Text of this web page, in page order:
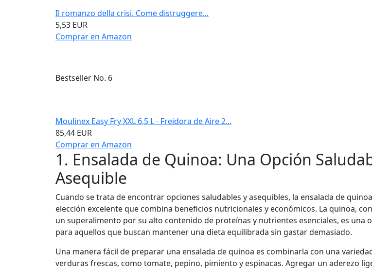
Il romanzo della crisi. Come distruggere...
5,53 EUR
Comprar en Amazon
Bestseller No. 6
Moulinex Easy Fry XXL 6,5 L - Freidora de Aire 2...
85,44 EUR
Comprar en Amazon
1. Ensalada de Quinoa: Una Opción
Asequible
Cuando se trata de encontrar opciones saludables y asequibles, la ensalada de
elección excelente que combina beneficios nutricionales y económicos. La quinoa,
un superalimento por su alto contenido de proteínas y nutrientes esenciales, es una
para aquellos que buscan mantener una dieta equilibrada sin gastar demasiado.
Una manera fácil de preparar una ensalada de quinoa es combinarla con una
verduras frescas, como tomate, pepino, pimiento y espinacas. Agregar un aderezo